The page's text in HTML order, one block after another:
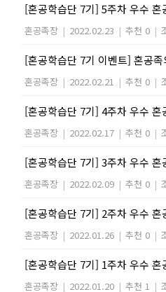
[혼공학습단 7기] 5주차 우수
혼공족장 | 2022.02.23 | 추천 0 |
[혼공학습단 7기 이벤트] 혼공
혼공족장 | 2022.02.21 | 추천 0 |
[혼공학습단 7기] 4주차 우수
혼공족장 | 2022.02.17 | 추천 0 |
[혼공학습단 7기] 3주차 우수
혼공족장 | 2022.02.09 | 추천 0 |
[혼공학습단 7기] 2주차 우수
혼공족장 | 2022.01.26 | 추천 0 |
[혼공학습단 7기] 1주차 우수
혼공족장 | 2022.01.20 | 추천 1 |